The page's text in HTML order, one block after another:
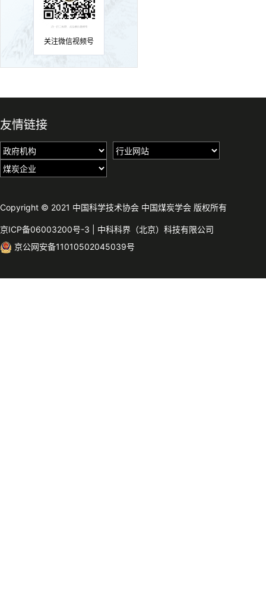
关注微信视频号
友情链接
Copyright © 2021 中国科学技术协会 中国煤炭学会 版权所有
京ICP备06003200号-3
中科科界（北京）科技有限公司
京公网安备11010502045039号